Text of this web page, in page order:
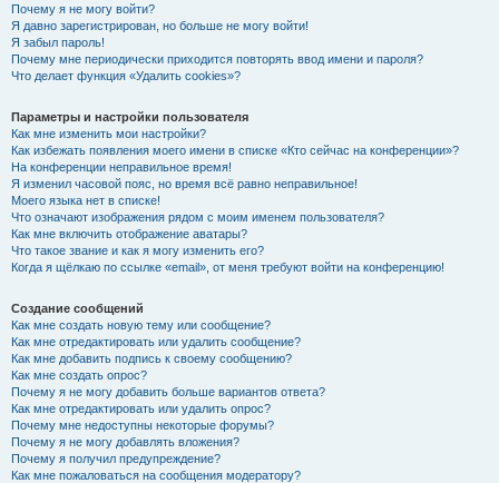
Почему я не могу войти?
Я давно зарегистрирован, но больше не могу войти!
Я забыл пароль!
Почему мне периодически приходится повторять ввод имени и пароля?
Что делает функция «Удалить cookies»?
Параметры и настройки пользователя
Как мне изменить мои настройки?
Как избежать появления моего имени в списке «Кто сейчас на конференции»?
На конференции неправильное время!
Я изменил часовой пояс, но время всё равно неправильное!
Моего языка нет в списке!
Что означают изображения рядом с моим именем пользователя?
Как мне включить отображение аватары?
Что такое звание и как я могу изменить его?
Когда я щёлкаю по ссылке «email», от меня требуют войти на конференцию!
Создание сообщений
Как мне создать новую тему или сообщение?
Как мне отредактировать или удалить сообщение?
Как мне добавить подпись к своему сообщению?
Как мне создать опрос?
Почему я не могу добавить больше вариантов ответа?
Как мне отредактировать или удалить опрос?
Почему мне недоступны некоторые форумы?
Почему я не могу добавлять вложения?
Почему я получил предупреждение?
Как мне пожаловаться на сообщения модератору?